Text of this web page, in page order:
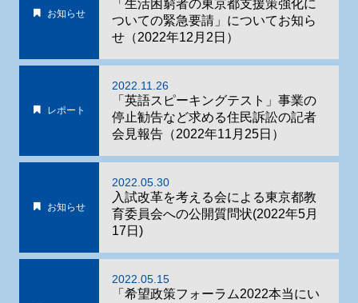
お知らせ
「生活困窮者の東京都支援策強化に
ついての緊急要請」についてお知ら
せ（2022年12月2日）
レポート
2022.11.26
「英語スピーキングテスト」事業の
停止勧告など求める住民訴訟の記者
会見報告（2022年11月25日）
お知らせ
2022.05.30
入試改革を考える会による東京都教
育委員会への公開質問状(2022年5月
17日)
2022.05.15
「希望政策フォーラム2022本当にい